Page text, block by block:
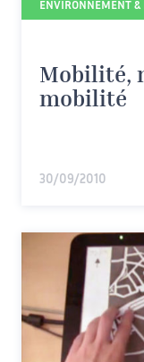
ENVIRONNEMENT &
Mobilité,
mobilité
30/09/2010